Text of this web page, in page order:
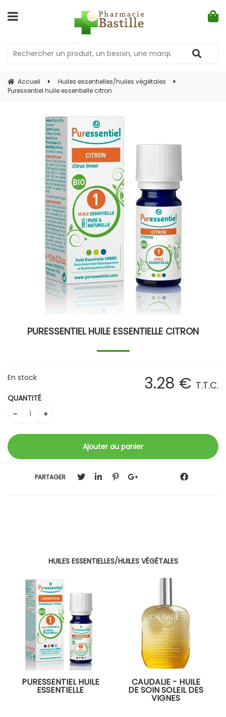
Accueil
Huiles essentielles/huiles végétales
Puressentiel huile essentielle citron
PURESSENTIEL HUILE ESSENTIELLE CITRON
3.28 € T.T.C.
En stock
QUANTITÉ
PARTAGER
HUILES ESSENTIELLES/HUILES VÉGÉTALES
PURESSENTIEL HUILE
ESSENTIELLE
CAUDALIE - HUILE
DE SOIN SOLEIL DES
VIGNES